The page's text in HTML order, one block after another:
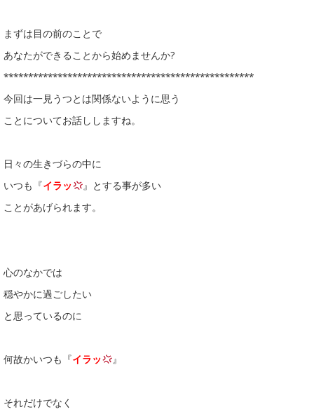
まずは目の前のことで
あなたができることから始めませんか?
***************************************************
今回は一見うつとは関係ないように思う
ことについてお話ししますね。
日々の生きづらの中に
いつも『イラッ
』とする事が多い
ことがあげられます。
心のなかでは
穏やかに過ごしたい
と思っているのに
何故かいつも『イラッ 』
それだけでなく